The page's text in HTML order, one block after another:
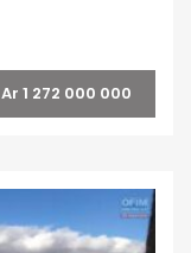
Ar 1 272 000 000